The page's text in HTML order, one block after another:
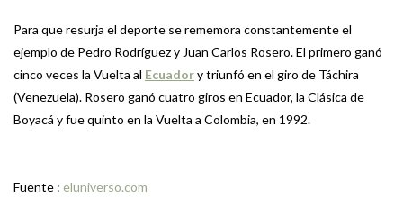
Para que resurja el deporte se rememora constantemente el
ejemplo de Pedro Rodríguez y Juan Carlos Rosero. El primero ganó
cinco veces la Vuelta al Ecuadory triunfó en el giro de Táchira
(Venezuela). Rosero ganó cuatro giros en Ecuador, la Clásica de
Boyacá y fue quinto en la Vuelta a Colombia, en 1992.
Fuente : eluniverso.com